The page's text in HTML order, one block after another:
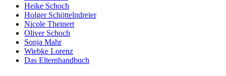
Heike Schoch
Holger Schöttelndreier
Nicole Theinert
Oliver Schoch
Sonja Mahr
Wiebke Lorenz
Das Elternhandbuch